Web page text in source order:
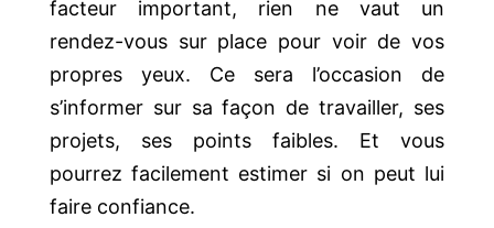
facteur important, rien ne vaut un
rendez-vous sur place pour voir de vos
propres yeux. Ce sera l’occasion de
s’informer sur sa façon de travailler, ses
projets, ses points faibles. Et vous
pourrez facilement estimer si on peut lui
faire confiance.